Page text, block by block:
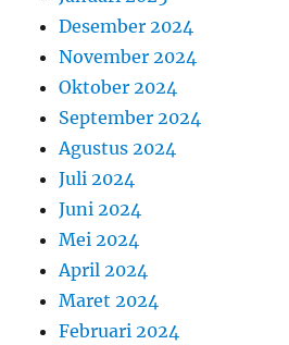
Desember 2024
November 2024
Oktober 2024
September 2024
Agustus 2024
Juli 2024
Juni 2024
Mei 2024
April 2024
Maret 2024
Februari 2024